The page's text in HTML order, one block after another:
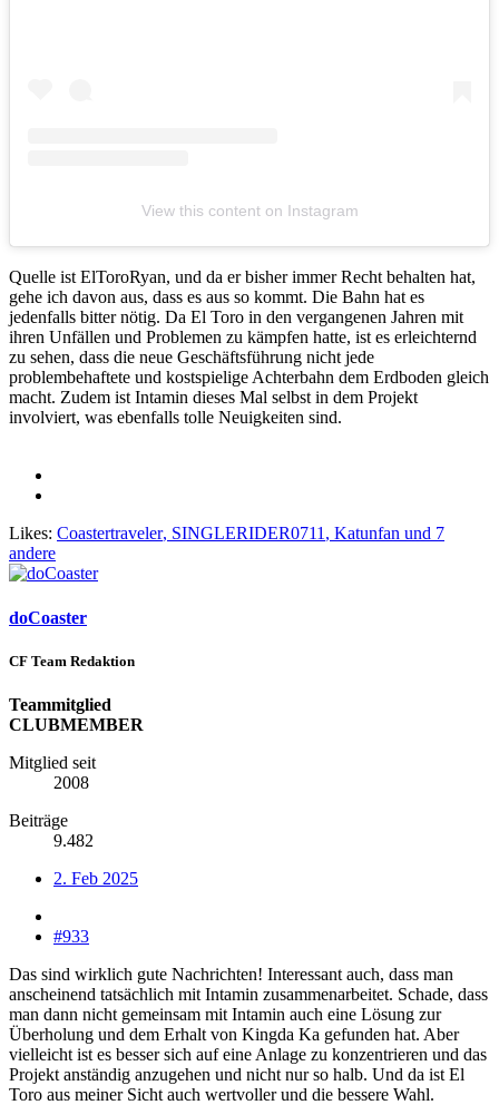
View this content on Instagram
Quelle ist ElToroRyan, und da er bisher immer Recht behalten hat,
gehe ich davon aus, dass es aus so kommt. Die Bahn hat es
jedenfalls bitter nötig. Da El Toro in den vergangenen Jahren mit
ihren Unfällen und Problemen zu kämpfen hatte, ist es erleichternd
zu sehen, dass die neue Geschäftsführung nicht jede
problembehaftete und kostspielige Achterbahn dem Erdboden gleich
macht. Zudem ist Intamin dieses Mal selbst in dem Projekt
involviert, was ebenfalls tolle Neuigkeiten sind.
Likes: Coastertraveler, SINGLERIDER0711 , Katunfan und 7
andere
doCoaster
CF Team Redaktion
Teammitglied
CLUBMEMBER
Mitglied seit
2008
Beiträge
9.482
2. Feb 2025
#933
Das sind wirklich gute Nachrichten! Interessant auch, dass man
anscheinend tatsächlich mit Intamin zusammenarbeitet. Schade, dass
man dann nicht gemeinsam mit Intamin auch eine Lösung zur
Überholung und dem Erhalt von Kingda Ka gefunden hat. Aber
vielleicht ist es besser sich auf eine Anlage zu konzentrieren und das
Projekt anständig anzugehen und nicht nur so halb. Und da ist El
Toro aus meiner Sicht auch wertvoller und die bessere Wahl.